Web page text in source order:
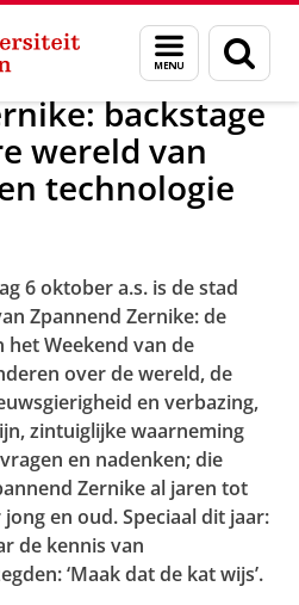
Menu
en
zoeken
Nieuwsberichten
backstage
wereld van
technologie
6 oktober a.s. is de stad
Zpannend Zernike: de
het Weekend van de
over de wereld, de
en verbazing,
zintuiglijke waarneming
en nadenken; die
Zernike al jaren tot
en oud. Speciaal dit jaar:
de kennis van
‘Maak dat de kat wijs’.